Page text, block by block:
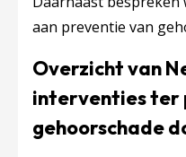
aan preventie van
Overzicht van
interventies ter
gehoorschade